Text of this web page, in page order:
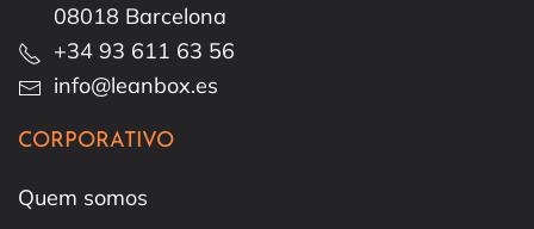
08018 Barcelona
+34 93 611 63 56
info@leanbox.es
CORPORATIVO
Quem somos